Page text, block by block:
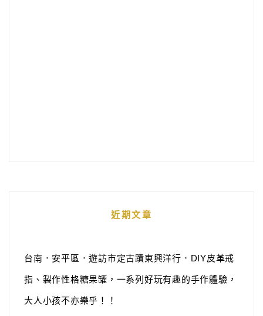
近期文章
台南．安平區．遊訪市定古蹟東興洋行．DIY皮革戒
指、製作性格糖果罐，一系列好玩有趣的手作體驗，
大人小孩不亦樂乎！！